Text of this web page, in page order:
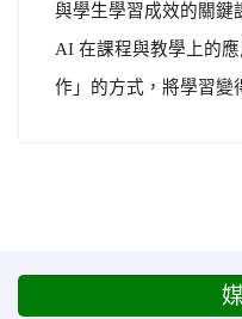
與學生學習成效的關鍵
AI 在課程與教學上的
作」的方式，將學習變